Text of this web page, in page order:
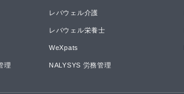
レバウェル介護
レバウェル栄養士
WeXpats
理 NALYSYS 労務管理